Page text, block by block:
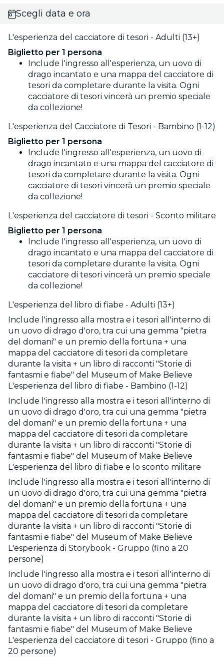
Scegli data e ora
L'esperienza del cacciatore di tesori - Adulti (13+)
Biglietto per 1 persona
Include l'ingresso all'esperienza, un uovo di
drago incantato e una mappa del cacciatore di
tesori da completare durante la visita. Ogni
cacciatore di tesori vincerà un premio speciale
da collezione!
L'esperienza del Cacciatore di Tesori - Bambino (1-12)
Biglietto per 1 persona
Include l'ingresso all'esperienza, un uovo di
drago incantato e una mappa del cacciatore di
tesori da completare durante la visita. Ogni
cacciatore di tesori vincerà un premio speciale
da collezione!
L'esperienza del cacciatore di tesori - Sconto militare
Biglietto per 1 persona
Include l'ingresso all'esperienza, un uovo di
drago incantato e una mappa del cacciatore di
tesori da completare durante la visita. Ogni
cacciatore di tesori vincerà un premio speciale
da collezione!
L'esperienza del libro di fiabe - Adulti (13+)
Include l'ingresso alla mostra e i tesori all'interno di
un uovo di drago d'oro, tra cui una gemma "pietra
del domani" e un premio della fortuna + una
mappa del cacciatore di tesori da completare
durante la visita + un libro di racconti "Storie di
fantasmi e fiabe" del Museum of Make Believe
L'esperienza del libro di fiabe - Bambino (1-12)
Include l'ingresso alla mostra e i tesori all'interno di
un uovo di drago d'oro, tra cui una gemma "pietra
del domani" e un premio della fortuna + una
mappa del cacciatore di tesori da completare
durante la visita + un libro di racconti "Storie di
fantasmi e fiabe" del Museum of Make Believe
L'esperienza del libro di fiabe e lo sconto militare
Include l'ingresso alla mostra e i tesori all'interno di
un uovo di drago d'oro, tra cui una gemma "pietra
del domani" e un premio della fortuna + una
mappa del cacciatore di tesori da completare
durante la visita + un libro di racconti "Storie di
fantasmi e fiabe" del Museum of Make Believe
L'esperienza di Storybook - Gruppo (fino a 20
persone)
Include l'ingresso alla mostra e i tesori all'interno di
un uovo di drago d'oro, tra cui una gemma "pietra
del domani" e un premio della fortuna + una
mappa del cacciatore di tesori da completare
durante la visita + un libro di racconti "Storie di
fantasmi e fiabe" del Museum of Make Believe
L'esperienza del cacciatore di tesori - Gruppo (fino a
20 persone)